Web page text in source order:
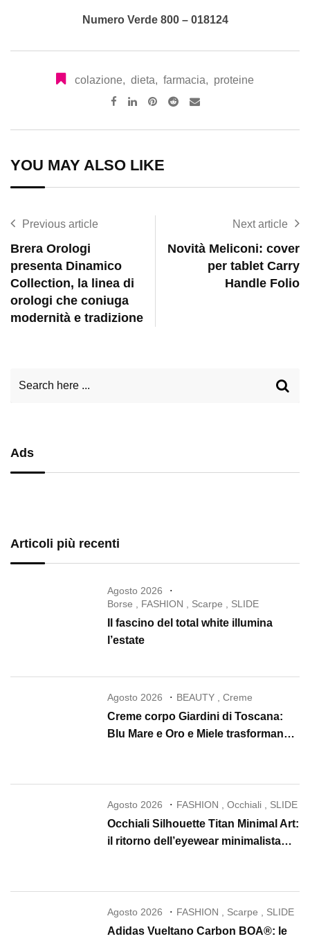
Numero Verde 800 – 018124
colazione, dieta, farmacia, proteine
Pinterest
RedditShare
YOU MAY ALSO LIKE
Previous article
Brera Orologi
presenta Dinamico
Collection, la linea di
orologi che coniuga
modernità e tradizione
Next article
Novità Meliconi: cover
per tablet Carry
Handle Folio
Ads
Articoli più recenti
Agosto 2026
Borse
FASHION Scarpe SLIDE
Il fascino del total white illumina
l’estate
Agosto 2026 BEAUTY ,Creme
Creme corpo Giardini di Toscana:
Blu Mare e Oro e Miele trasformano
Agosto 2026 FASHION ,Occhiali SLIDE
Occhiali Silhouette Titan Minimal Art:
il ritorno dell’eyewear minimalista
Agosto 2026 FASHION Scarpe SLIDE
Adidas Vueltano Carbon BOA®: le